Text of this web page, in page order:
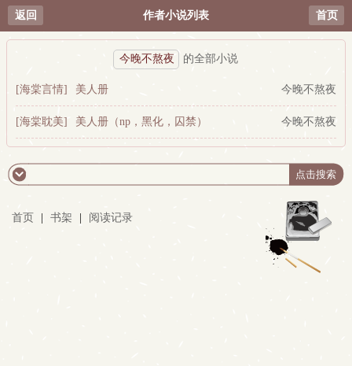
返回 作者小说列表 首页
今晚不熬夜 的全部小说
[海棠言情] 美人册 今晚不熬夜
[海棠耽美] 美人册（np，黑化，囚禁） 今晚不熬夜
首页 书架 阅读记录